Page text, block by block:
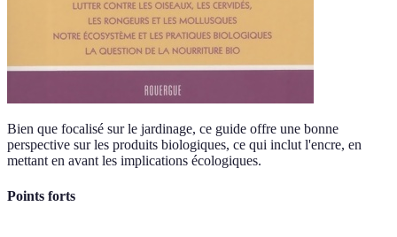
Bien que focalisé sur le jardinage, ce guide offre une bonne
perspective sur les produits biologiques, ce qui inclut l'encre, en
mettant en avant les implications écologiques.
Points forts